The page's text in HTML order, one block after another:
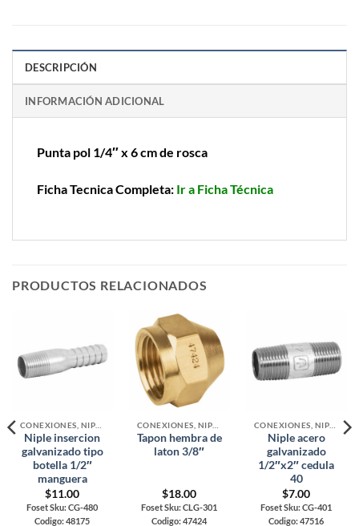
DESCRIPCIÓN
INFORMACIÓN ADICIONAL
Punta pol 1/4″ x 6 cm de rosca
Ficha Tecnica Completa: Ir a Ficha Técnica
PRODUCTOS RELACIONADOS
Niple insercion
galvanizado tipo
botella 1/2″
manguera
$11.00
Foset Sku: CG-480
Codigo: 48175
Tapon hembra de
laton 3/8″
$18.00
Foset Sku: CLG-301
Codigo: 47424
Niple acero
galvanizado
1/2″x2″ cedula
40
$7.00
Foset Sku: CG-401
Codigo: 47516